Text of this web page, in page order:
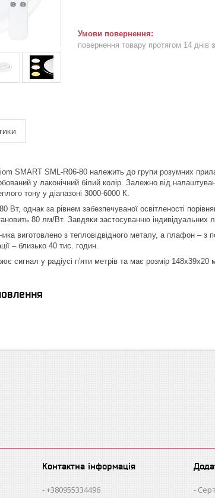
повернення товару протягом 14 днів
SMART SML-R06-80 належить до групи розумних
у лаконічний білий колір. Залежно від
тону у діапазоні 3000-6000 К.
Вт, однак за рівнем забезпечуваної освітленості
80 лм/Вт. Завдяки застосуванню індивідуальних
виготовлено з тепловідвідного металу, а плафон –
– близько 40 тис. годин.
сигнал у радіусі п'яти метрів та має розмір
Контактна інформація
+380955334496